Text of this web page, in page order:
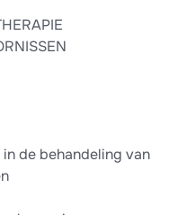
de behandeling van